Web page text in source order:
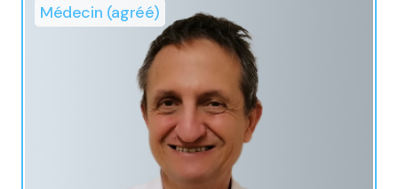
Médecin (agréé)